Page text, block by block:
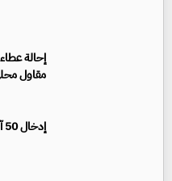
إحالة
مقاول
إدخال 50 آلية ومعدة لتطوير إدارة النفايات في عمّان